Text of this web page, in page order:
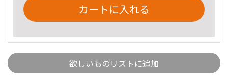
カートに入れる
欲しいものリストに追加